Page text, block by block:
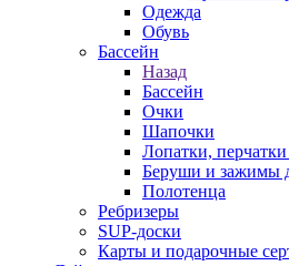
Одежда
Обувь
Бассейн
Назад
Бассейн
Очки
Шапочки
Лопатки,
Беруши и зажимы
Полотенца
Ребризеры
SUP-доски
Карты и подарочные